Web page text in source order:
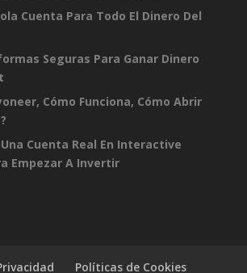
Cuenta Para Todo El Dinero Del
Seguras Para Ganar Dinero
Cómo Funciona, Cómo Abrir
Cuenta Real En Interactive
Empezar A Invertir
Políticas de Cookies